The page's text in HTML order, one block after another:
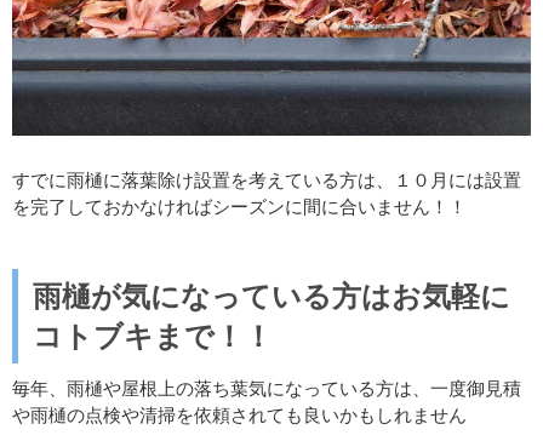
すでに雨樋に落葉除け設置を考えている方は、１０月には設置
を完了しておかなければシーズンに間に合いません！！
雨樋が気になっている方はお気軽に
コトブキまで！！
毎年、雨樋や屋根上の落ち葉気になっている方は、一度御見積
や雨樋の点検や清掃を依頼されても良いかもしれません